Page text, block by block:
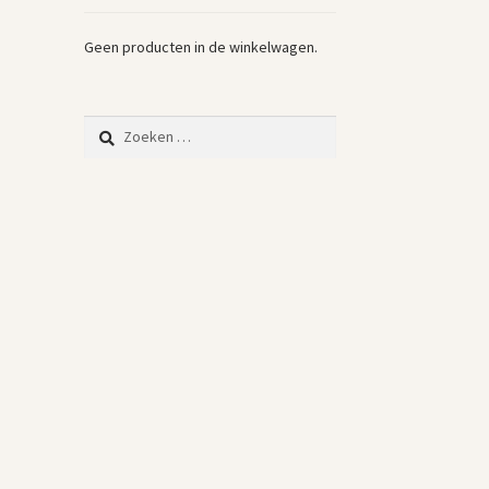
Geen producten in de winkelwagen.
Zoeken
naar: